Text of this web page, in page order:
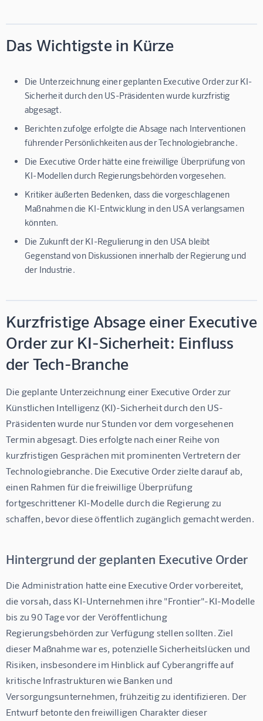
Das Wichtigste in Kürze
Die Unterzeichnung einer geplanten Executive Order zur KI-
Sicherheit durch den US-Präsidenten wurde kurzfristig
abgesagt.
Berichten zufolge erfolgte die Absage nach Interventionen
führender Persönlichkeiten aus der Technologiebranche.
Die Executive Order hätte eine freiwillige Überprüfung von
KI-Modellen durch Regierungsbehörden vorgesehen.
Kritiker äußerten Bedenken, dass die vorgeschlagenen
Maßnahmen die KI-Entwicklung in den USA verlangsamen
könnten.
Die Zukunft der KI-Regulierung in den USA bleibt
Gegenstand von Diskussionen innerhalb der Regierung und
der Industrie.
Kurzfristige Absage einer Executive
Order zur KI-Sicherheit: Einfluss
der Tech-Branche
Die geplante Unterzeichnung einer Executive Order zur
Künstlichen Intelligenz (KI)-Sicherheit durch den US-
Präsidenten wurde nur Stunden vor dem vorgesehenen
Termin abgesagt. Dies erfolgte nach einer Reihe von
kurzfristigen Gesprächen mit prominenten Vertretern der
Technologiebranche. Die Executive Order zielte darauf ab,
einen Rahmen für die freiwillige Überprüfung
fortgeschrittener KI-Modelle durch die Regierung zu
schaffen, bevor diese öffentlich zugänglich gemacht werden.
Hintergrund der geplanten Executive Order
Die Administration hatte eine Executive Order vorbereitet,
die vorsah, dass KI-Unternehmen ihre "Frontier"-KI-Modelle
bis zu 90 Tage vor der Veröffentlichung
Regierungsbehörden zur Verfügung stellen sollten. Ziel
dieser Maßnahme war es, potenzielle Sicherheitslücken und
Risiken, insbesondere im Hinblick auf Cyberangriffe auf
kritische Infrastrukturen wie Banken und
Versorgungsunternehmen, frühzeitig zu identifizieren. Der
Entwurf betonte den freiwilligen Charakter dieser